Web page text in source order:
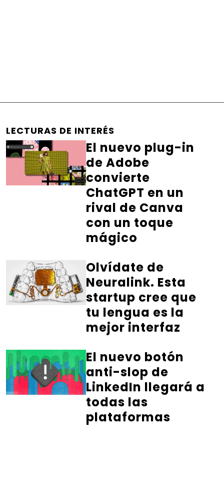
LECTURAS DE INTERÉS
El nuevo plug-in
de Adobe
convierte
ChatGPT en un
rival de Canva
con un toque
mágico
Olvídate de
Neuralink. Esta
startup cree que
tu lengua es la
mejor interfaz
El nuevo botón
anti-slop de
LinkedIn llegará a
todas las
plataformas